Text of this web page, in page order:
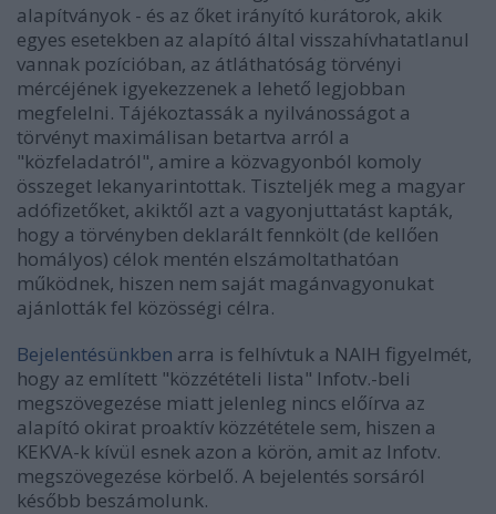
alapítványok - és az őket irányító kurátorok, akik
egyes esetekben az alapító által visszahívhatatlanul
vannak pozícióban, az átláthatóság törvényi
mércéjének igyekezzenek a lehető legjobban
megfelelni. Tájékoztassák a nyilvánosságot a
törvényt maximálisan betartva arról a
"közfeladatról", amire a közvagyonból komoly
összeget lekanyarintottak. Tiszteljék meg a magyar
adófizetőket, akiktől azt a vagyonjuttatást kapták,
hogy a törvényben deklarált fennkölt (de kellően
homályos) célok mentén elszámoltathatóan
működnek, hiszen nem saját magánvagyonukat
ajánlották fel közösségi célra.
Bejelentésünkben arra is felhívtuk a NAIH figyelmét,
hogy az említett "közzétételi lista" Infotv.-beli
megszövegezése miatt jelenleg nincs előírva az
alapító okirat proaktív közzététele sem, hiszen a
KEKVA-k kívül esnek azon a körön, amit az Infotv.
megszövegezése körbelő. A bejelentés sorsáról
később beszámolunk.